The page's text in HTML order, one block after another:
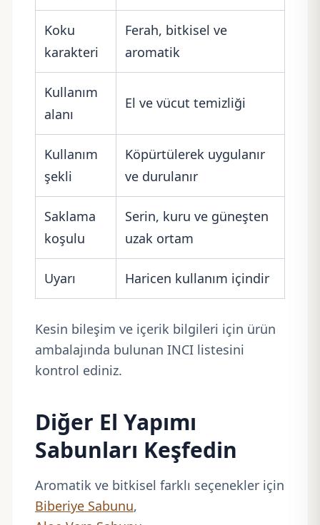
Koku
karakteri
Ferah, bitkisel ve
aromatik
Kullanım
alanı
El ve vücut temizliği
Kullanım
şekli
Köpürtülerek uygulanır
ve durulanır
Saklama
koşulu
Serin, kuru ve güneşten
uzak ortam
Uyarı Haricen kullanım içindir
Kesin bileşim ve içerik bilgileri için ürün
ambalajında bulunan INCI listesini
kontrol ediniz.
Diğer El Yapımı
Sabunları Keşfedin
Aromatik ve bitkisel farklı seçenekler için
Biberiye Sabunu,